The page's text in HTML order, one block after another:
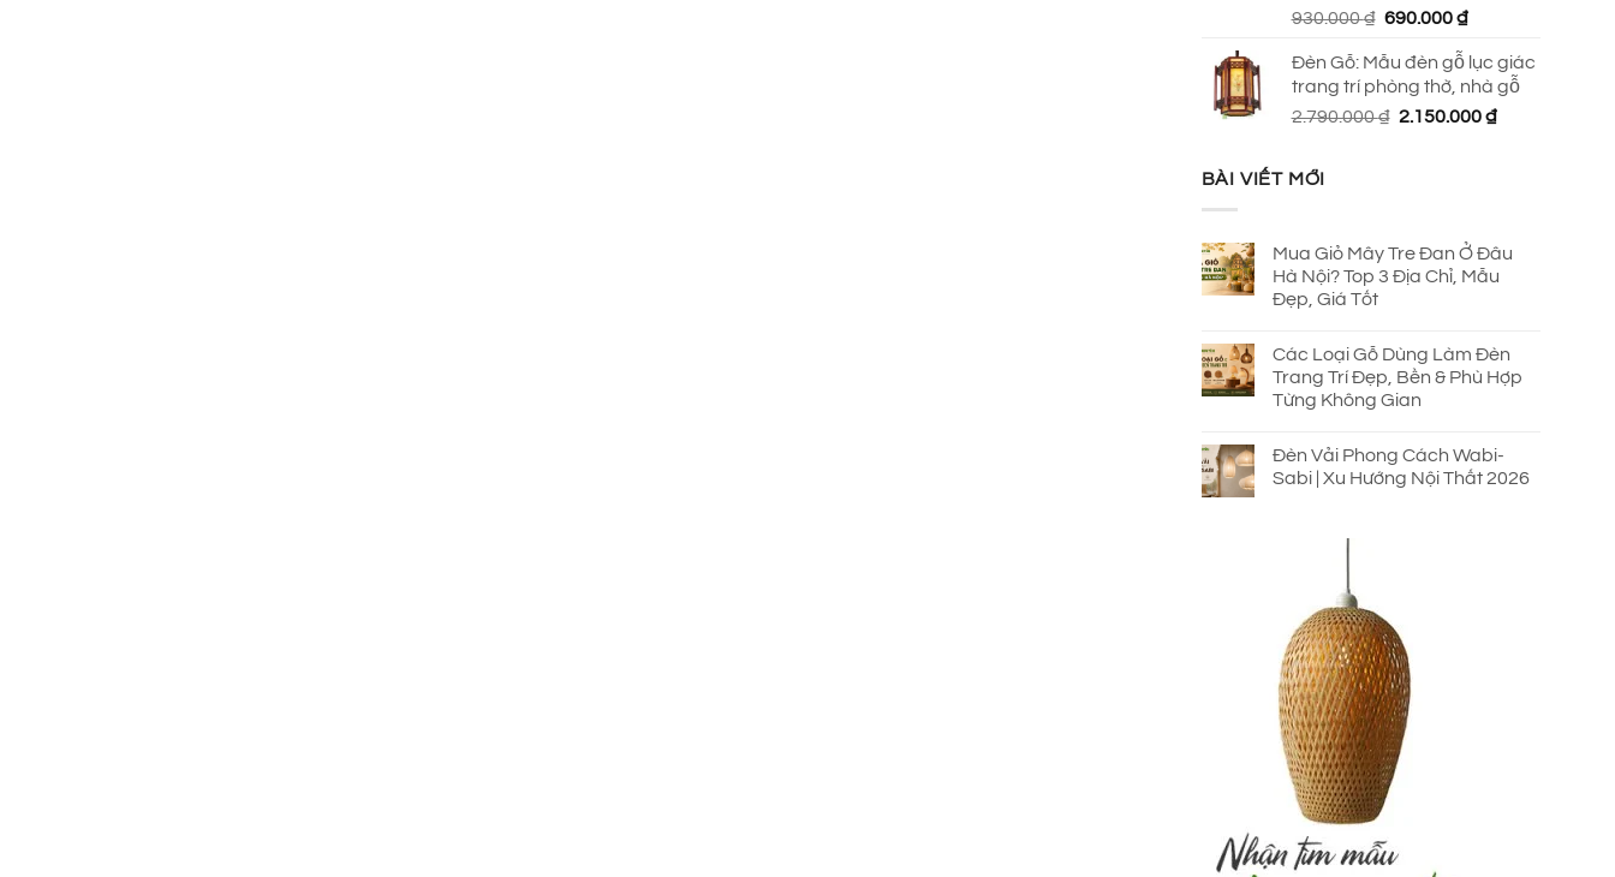
930.000₫ Giá
là:
930.000 ₫.
690.000₫Giá
tại
là:
690.000 ₫.
Đèn Gỗ: Mẫu đèn gỗ lục giác
trang trí phòng thờ, nhà gỗ
2.790.000₫ Giá
2.150.000₫Giá
BÀI VIẾT MỚI
Mua Giỏ Mây Tre Đan Ở Đâu
Hà Nội? Top 3 Địa Chỉ, Mẫu
Đẹp, Giá Tốt
Các Loại Gỗ Dùng Làm Đèn
Trang Trí Đẹp, Bền & Phù Hợp
Từng Không Gian
Đèn Vải Phong Cách Wabi-
Sabi | Xu Hướng Nội Thất 2026